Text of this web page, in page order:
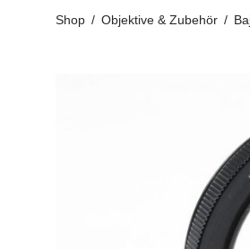
Shop / Objektive & Zubehör /